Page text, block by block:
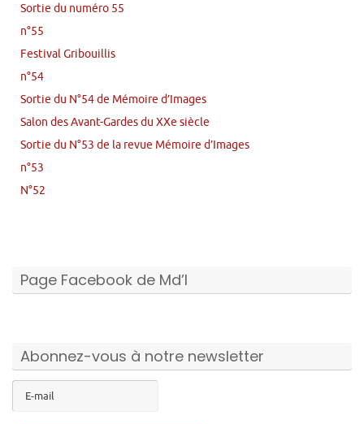
Sortie du numéro 55
n°55
Festival Gribouillis
n°54
Sortie du N°54 de Mémoire d’Images
Salon des Avant-Gardes du XXe siècle
Sortie du N°53 de la revue Mémoire d’Images
n°53
N°52
Page Facebook de Md’I
Abonnez-vous à notre newsletter